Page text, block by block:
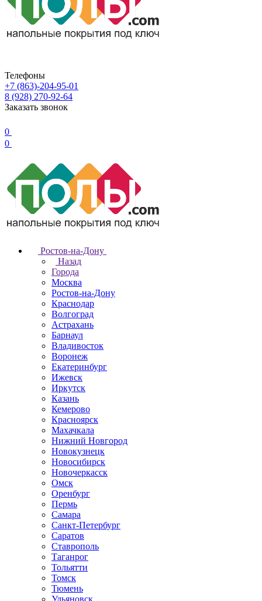
Телефоны
+7 (863)-204-95-01
8 (928) 270-92-64
Заказать звонок
0
0
Ростов-на-Дону
Назад
Города
Москва
Ростов-на-Дону
Краснодар
Волгоград
Астрахань
Барнаул
Владивосток
Воронеж
Екатеринбург
Ижевск
Иркутск
Казань
Кемерово
Красноярск
Махачкала
Нижний Новгород
Новокузнецк
Новосибирск
Новочеркаcск
Омск
Оренбург
Пермь
Самара
Санкт-Петербург
Саратов
Ставрополь
Таганрог
Тольятти
Томск
Тюмень
Ульяновск